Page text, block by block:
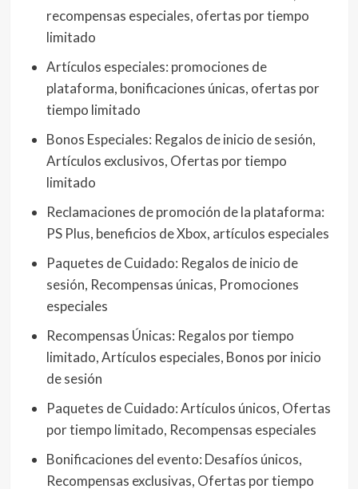
recompensas especiales, ofertas por tiempo
limitado
Artículos especiales: promociones de
plataforma, bonificaciones únicas, ofertas por
tiempo limitado
Bonos Especiales: Regalos de inicio de sesión,
Artículos exclusivos, Ofertas por tiempo
limitado
Reclamaciones de promoción de la plataforma:
PS Plus, beneficios de Xbox, artículos especiales
Paquetes de Cuidado: Regalos de inicio de
sesión, Recompensas únicas, Promociones
especiales
Recompensas Únicas: Regalos por tiempo
limitado, Artículos especiales, Bonos por inicio
de sesión
Paquetes de Cuidado: Artículos únicos, Ofertas
por tiempo limitado, Recompensas especiales
Bonificaciones del evento: Desafíos únicos,
Recompensas exclusivas, Ofertas por tiempo